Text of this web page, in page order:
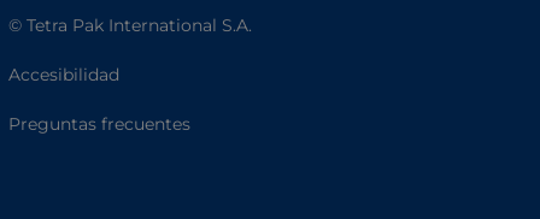
© Tetra Pak International S.A.
Accesibilidad
Preguntas frecuentes